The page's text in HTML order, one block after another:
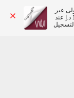
التسجيل